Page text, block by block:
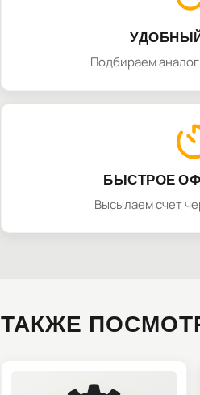
Подбираем
БЫСТРОЕ
Высылаем счет
ТАКЖЕ